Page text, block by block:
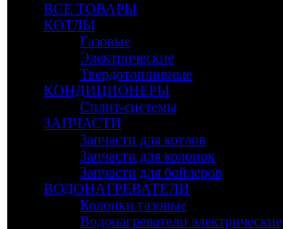
ВСЕ ТОВАРЫ
КОТЛЫ
Газовые
Электрические
Твердотопливные
КОНДИЦИОНЕРЫ
Сплит-системы
ЗАПЧАСТИ
Запчасти для котлов
Запчасти для колонок
Запчасти для бойлеров
ВОДОНАГРЕВАТЕЛИ
Колонки газовые
Водонагреватели электрические